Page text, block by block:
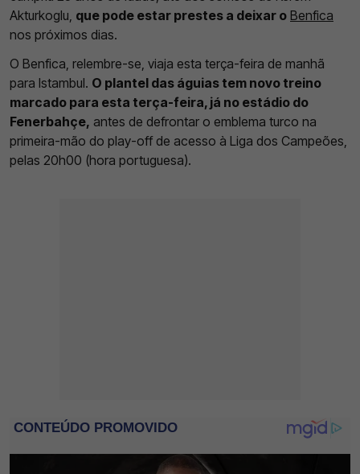
Akturkoglu, que pode estar prestes a deixar o Benfica
nos próximos dias.
O Benfica, relembre-se, viaja esta terça-feira de manhã
para Istambul. O plantel das águias tem novo treino
marcado para esta terça-feira, já no estádio do
Fenerbahçe, antes de defrontar o emblema turco na
primeira-mão do play-off de acesso à Liga dos Campeões,
pelas 20h00 (hora portuguesa).